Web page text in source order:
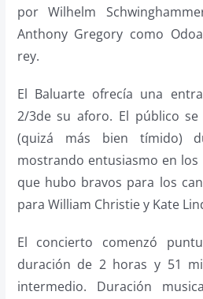
por Wilhelm
Anthony Gregory como
rey.
El Baluarte ofrecía una
2/3de su aforo. El público
(quizá más bien tímido)
mostrando entusiasmo en los
que hubo bravos para los
para William Christie y Kate
El concierto comenzó
duración de 2 horas y 51
intermedio. Duración